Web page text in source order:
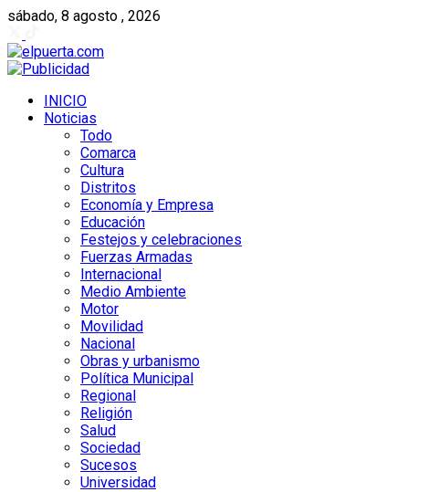
sábado, 8 agosto , 2026
INICIO
Noticias
Todo
Comarca
Cultura
Distritos
Economía y Empresa
Educación
Festejos y celebraciones
Fuerzas Armadas
Internacional
Medio Ambiente
Motor
Movilidad
Nacional
Obras y urbanismo
Política Municipal
Regional
Religión
Salud
Sociedad
Sucesos
Universidad